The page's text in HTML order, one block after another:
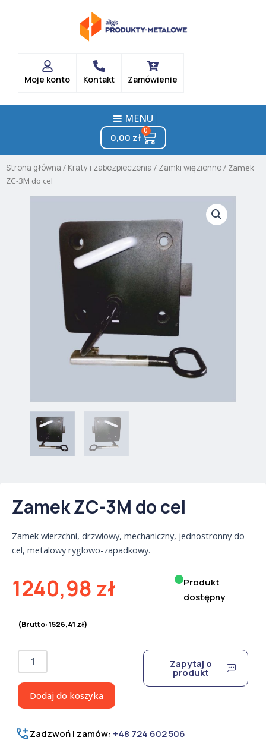
Moje konto Kontakt Zamówienie
MENU
0,00 zł
0
Cart
Strona główna / Kraty i zabezpieczenia / Zamki więzienne/ Zamek
ZC-3M do cel
Zamek ZC-3M do cel
Zamek wierzchni, drzwiowy, mechaniczny, jednostronny do
cel, metalowy ryglowo-zapadkowy.
1240,98 zł
(Brutto:1526,41 zł)
Produkt
dostępny
ilość
Zamek
3M
do
Dodaj do koszyka
Zapytaj o
produkt
Zadzwoń i zamów: +48 724 602 506